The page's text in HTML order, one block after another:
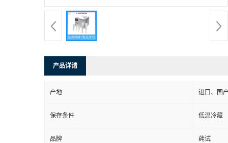
产品详请
产地 进口、国产
保存条件 低温冷藏
品牌 莼试